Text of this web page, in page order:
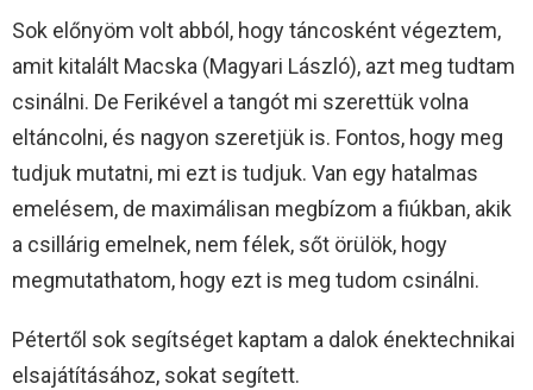
Sok előnyöm volt abból, hogy táncosként végeztem,
amit kitalált Macska (Magyari László), azt meg tudtam
csinálni. De Ferikével a tangót mi szerettük volna
eltáncolni, és nagyon szeretjük is. Fontos, hogy meg
tudjuk mutatni, mi ezt is tudjuk. Van egy hatalmas
emelésem, de maximálisan megbízom a fiúkban, akik
a csillárig emelnek, nem félek, sőt örülök, hogy
megmutathatom, hogy ezt is meg tudom csinálni.
Pétertől sok segítséget kaptam a dalok énektechnikai
elsajátításához, sokat segített.